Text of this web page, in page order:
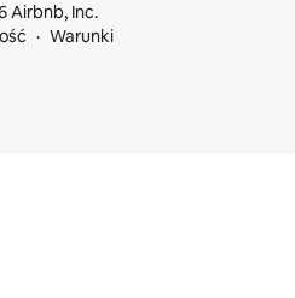
Airbnb, Inc.
Warunki